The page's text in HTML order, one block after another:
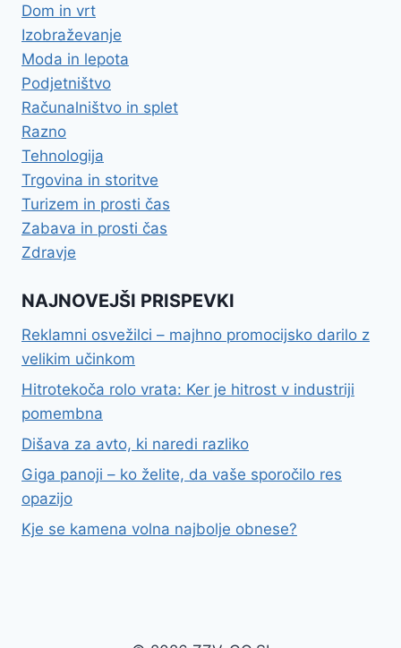
Dom in vrt
Izobraževanje
Moda in lepota
Podjetništvo
Računalništvo in splet
Razno
Tehnologija
Trgovina in storitve
Turizem in prosti čas
Zabava in prosti čas
Zdravje
NAJNOVEJŠI PRISPEVKI
Reklamni osvežilci – majhno promocijsko darilo z
velikim učinkom
Hitrotekoča rolo vrata: Ker je hitrost v industriji
pomembna
Dišava za avto, ki naredi razliko
Giga panoji – ko želite, da vaše sporočilo res
opazijo
Kje se kamena volna najbolje obnese?